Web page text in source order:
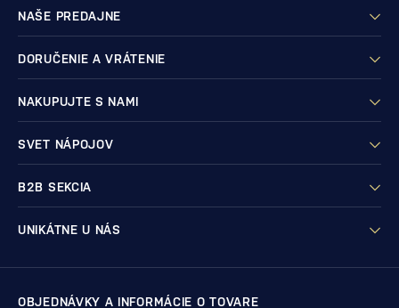
NAŠE PREDAJNE
DORUČENIE A VRÁTENIE
NAKUPUJTE S NAMI
SVET NÁPOJOV
B2B SEKCIA
UNIKÁTNE U NÁS
OBJEDNÁVKY A INFORMÁCIE O TOVARE